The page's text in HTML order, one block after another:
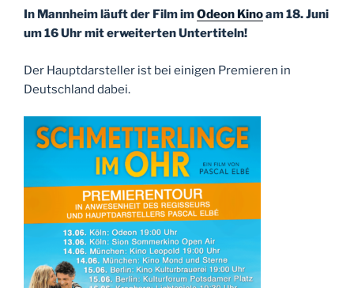
In Mannheim läuft der Film imOdeon Kinoam 18. Juni
um 16 Uhr miterweiterten Untertiteln!
Der Hauptdarsteller ist bei einigen Premieren in
Deutschland dabei.